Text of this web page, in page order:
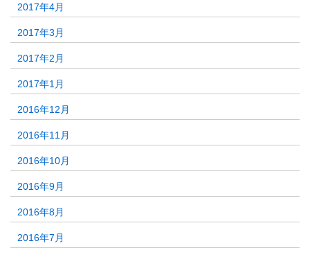
2017年4月
2017年3月
2017年2月
2017年1月
2016年12月
2016年11月
2016年10月
2016年9月
2016年8月
2016年7月